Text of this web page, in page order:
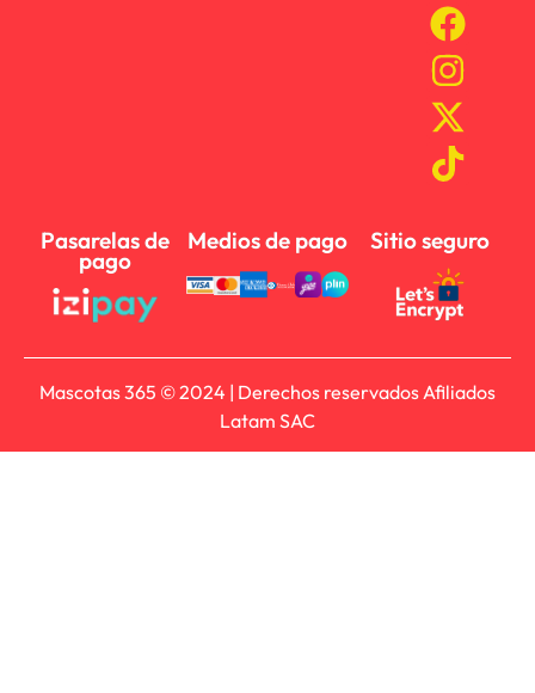
Pasarelas de
pago
Medios de pago Sitio seguro
Mascotas 365 © 2024 | Derechos reservados Afiliados
Latam SAC